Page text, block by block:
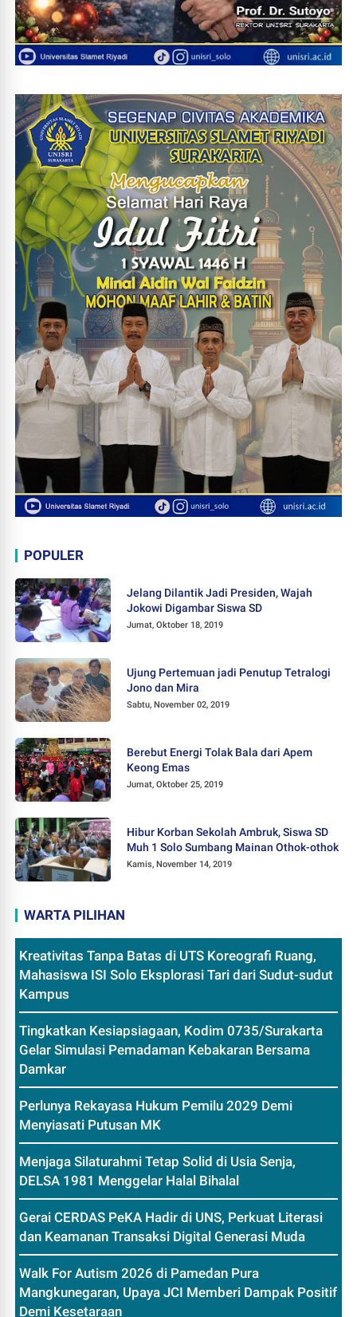
POPULER
Jelang Dilantik Jadi Presiden, Wajah
Jokowi Digambar Siswa SD
Jumat, Oktober 18, 2019
Ujung Pertemuan jadi Penutup Tetralogi
Jono dan Mira
Sabtu, November 02, 2019
Berebut Energi Tolak Bala dari Apem
Keong Emas
Jumat, Oktober 25, 2019
Hibur Korban Sekolah Ambruk, Siswa SD
Muh 1 Solo Sumbang Mainan Othok-othok
Kamis, November 14, 2019
WARTA PILIHAN
Kreativitas Tanpa Batas di UTS Koreografi Ruang,
Mahasiswa ISI Solo Eksplorasi Tari dari Sudut-sudut
Kampus
Tingkatkan Kesiapsiagaan, Kodim 0735/Surakarta
Gelar Simulasi Pemadaman Kebakaran Bersama
Damkar
Perlunya Rekayasa Hukum Pemilu 2029 Demi
Menyiasati Putusan MK
Menjaga Silaturahmi Tetap Solid di Usia Senja,
DELSA 1981 Menggelar Halal Bihalal
Gerai CERDAS PeKA Hadir di UNS, Perkuat Literasi
dan Keamanan Transaksi Digital Generasi Muda
Walk For Autism 2026 di Pamedan Pura
Mangkunegaran, Upaya JCI Memberi Dampak Positif
Demi Kesetaraan